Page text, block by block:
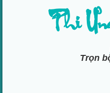
Phi
Trọn